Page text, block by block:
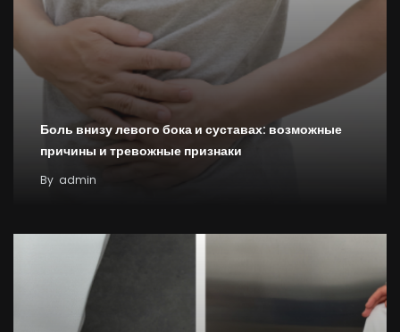
Боль внизу левого бока и суставах: возможные
причины и тревожные признаки
By admin